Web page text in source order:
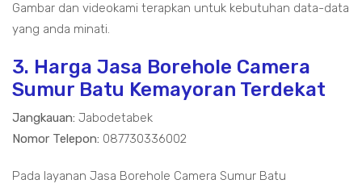
Gambar dan videokami terapkan untuk kebutuhan data-data
yang anda minati.
3. Harga Jasa Borehole Camera
Sumur Batu Kemayoran Terdekat
Jangkauan: Jabodetabek
Nomor Telepon: 087730336002
Pada layanan Jasa Borehole Camera Sumur Batu